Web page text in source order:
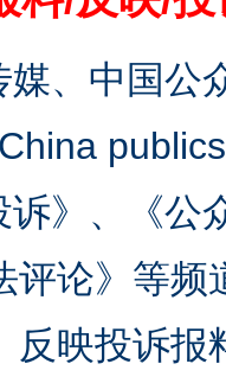
媒、中国公
》、《公
评论》等
反映投诉